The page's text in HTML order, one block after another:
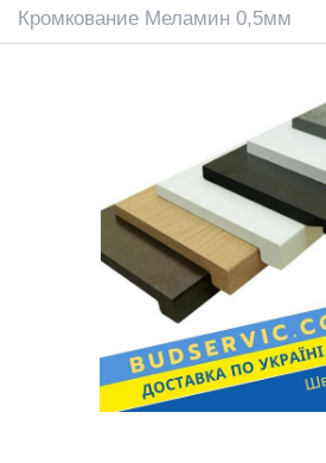
Кромкование Меламин 0,5мм